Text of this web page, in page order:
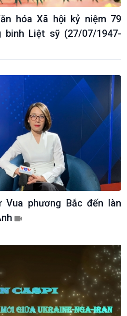
Khoa học & Công nghệ
Tin Khoa học & Công nghệ
hóa Xã hội kỷ niệm 79
binh Liệt sỹ (27/07/1947-
Vua phương Bắc đến làn